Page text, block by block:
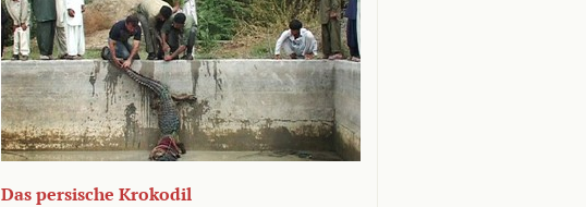
Das persische Krokodil